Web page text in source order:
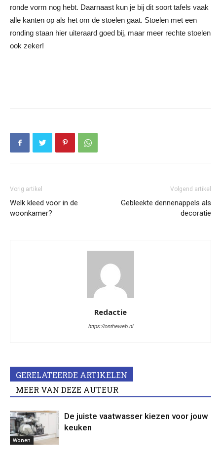
ronde vorm nog hebt. Daarnaast kun je bij dit soort tafels vaak
alle kanten op als het om de stoelen gaat. Stoelen met een
ronding staan hier uiteraard goed bij, maar meer rechte stoelen
ook zeker!
Vorig artikel
Welk kleed voor in de
woonkamer?
Volgend artikel
Gebleekte dennenappels als
decoratie
Redactie
https://ontheweb.nl
GERELATEERDE ARTIKELEN
MEER VAN DEZE AUTEUR
Wonen
De juiste vaatwasser kiezen voor jouw
keuken